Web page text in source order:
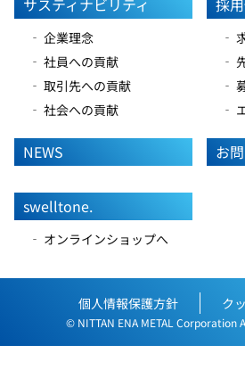
サスティナビリティ
‐ 企業理念
‐ 社員への貢献
‐ 取引先への貢献
‐ 社会への貢献
採
‐
‐
‐
‐
NEWS お
swelltone.
‐ オンラインショップへ
個人情報保護方針 ク
© NITTAN ENA METAL Corporation